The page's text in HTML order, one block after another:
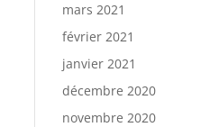
mars 2021
février 2021
janvier 2021
décembre 2020
novembre 2020